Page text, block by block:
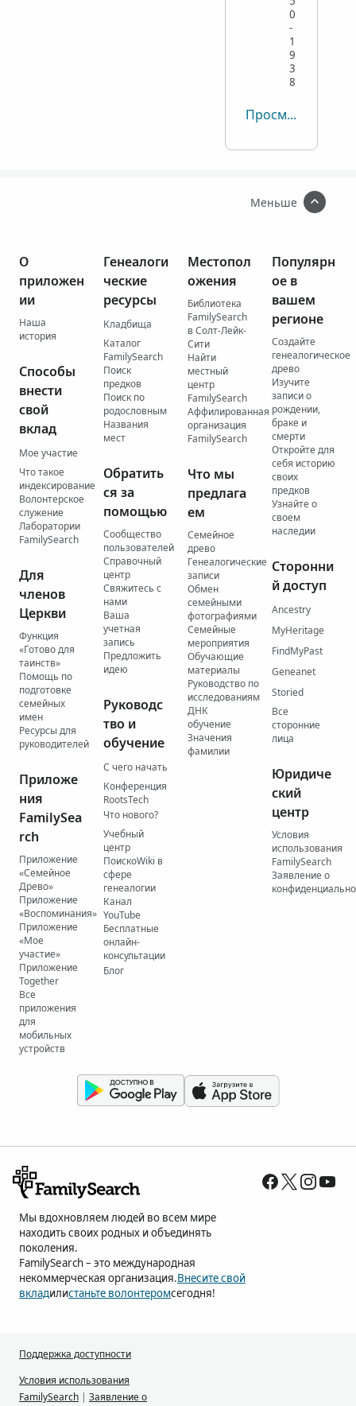
0
-
1
9
3
8
Просмотреть все
Меньше
О
приложен
ии
Наша
история
Способы
внести
свой
вклад
Мое участие
Что такое
индексирование
Волонтерское
служение
Лаборатории
FamilySearch
Для
членов
Церкви
Функция
«Готово для
таинств»
Помощь по
подготовке
семейных
имен
Ресурсы для
руководителей
Приложе
ния
FamilySea
rch
Приложение
«Семейное
Древо»
Приложение
«Воспоминания»
Приложение
«Мое
участие»
Приложение
Together
Все
приложения
для
мобильных
устройств
Генеалоги
ческие
ресурсы
Кладбища
Каталог
FamilySearch
Поиск
предков
Поиск по
родословным
Названия
мест
Обратить
ся за
помощью
Сообщество
пользователей
Справочный
центр
Свяжитесь с
нами
Ваша
учетная
запись
Предложить
идею
Руководс
тво и
обучение
С чего начать
Конференция
RootsTech
Что нового?
Учебный
центр
ПоискоWiki в
сфере
генеалогии
Канал
YouTube
Бесплатные
онлайн-
консультации
Блог
Местопол
ожения
Библиотека
FamilySearch
в Солт-Лейк-
Сити
Найти
местный
центр
FamilySearch
Аффилированная
организация
FamilySearch
Что мы
предлага
ем
Семейное
древо
Генеалогические
записи
Обмен
семейными
фотографиями
Семейные
мероприятия
Обучающие
материалы
Руководство по
исследованиям
ДНК
обучение
Значения
фамилии
Популярн
ое в
вашем
регионе
Создайте
генеалогическое
древо
Изучите
записи о
рождении,
браке и
смерти
Откройте для
себя историю
своих
предков
Узнайте о
своем
наследии
Сторонни
й доступ
Ancestry
MyHeritage
FindMyPast
Geneanet
Storied
Все
сторонние
лица
Юридиче
ский
центр
Условия
использования
FamilySearch
Заявление о
Мы вдохновляем людей во всем мире
находить своих родных и объединять
поколения.
FamilySearch – это международная
некоммерческая организация.Внесите свой
вкладилистаньте волонтеромсегодня!
Поддержка доступности
Условия использования
FamilySearch | Заявление о